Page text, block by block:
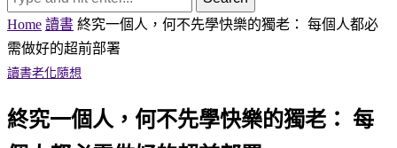
Home 讀書 終究一個人，何不先學快樂的獨老： 每個人都必
需做好的超前部署
讀書老化隨想
終究一個人，何不先學快樂的獨老： 每